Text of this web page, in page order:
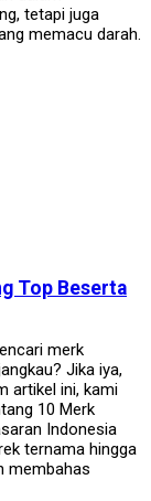
tetapi juga
memacu darah.
Top Beserta
merk
Jika iya,
artikel ini, kami
10 Merk
Indonesia
ternama hingga
membahas